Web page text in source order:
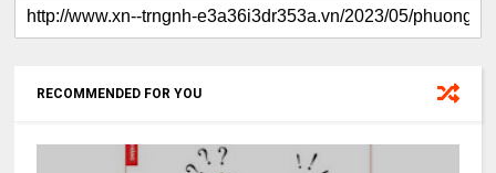
RECOMMENDED FOR YOU